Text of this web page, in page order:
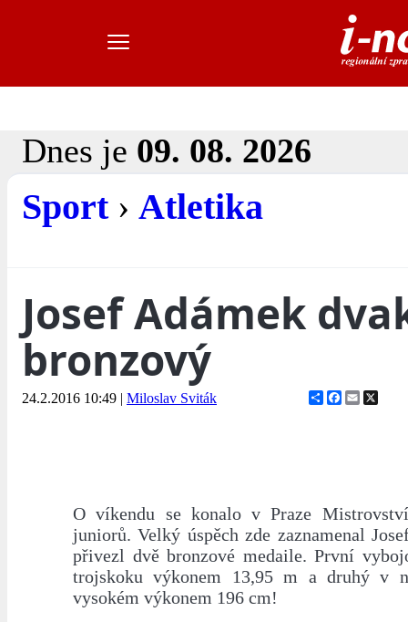
Dnes je 09. 08. 2026
Sport› Atletika
Josef Adámek
bronzový
24.2.2016 10:49 | Miloslav Sviták ShareFacebook
Email
O víkendu se konalo v Praze
juniorů. Velký úspěch zde zaznamenal
přivezl dvě bronzové medaile. První
trojskoku výkonem 13,95 m a druhý v
vysokém výkonem 196 cm!